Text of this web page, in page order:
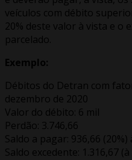
veículos com débito
20% deste valor à vista e o
parcelado.
Exemplo:
Débitos do Detran com
dezembro de 2020
Valor do débito: 6 mil
Perdão: 3.746,66
Saldo a pagar: 936,66 (20%)
Saldo excedente: 1.316,67